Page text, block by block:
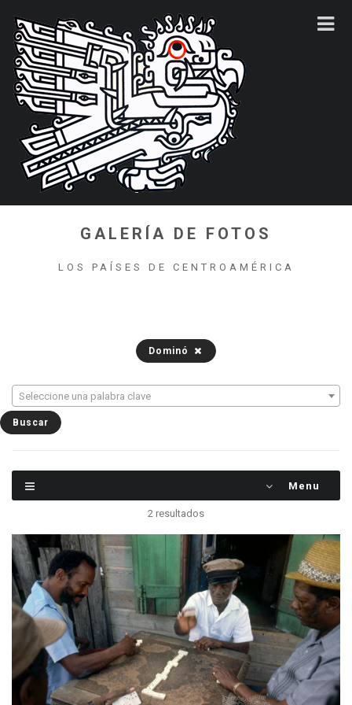
GALERÍA DE FOTOS
LOS PAÍSES DE CENTROAMÉRICA
Dominó
Seleccione una palabra clave
Menu
2 resultados
Jugadores de dominó en Ciudad de Belice. Los
juegos son una parte importante de la vida
cotidiana de los habitantes de los trópicos, tanto
que a veces tienen prioridad sobre otras